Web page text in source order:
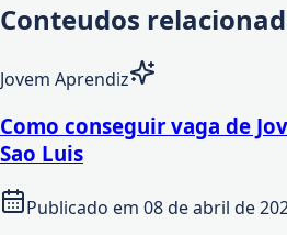
Conteudos
Jovem Aprendiz
Como conseguir vaga de
Sao Luis
Publicado em 08 de abril de